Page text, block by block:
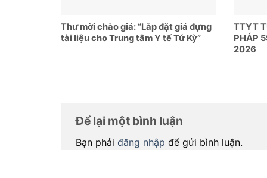
Thư mời chào giá: “Lắp đặt giá đựng
tài liệu cho Trung tâm Y tế Tứ Kỳ”
TTYT
PHÁP
2026
Để lại một bình luận
Bạn phải đăng nhập để gửi bình luận.